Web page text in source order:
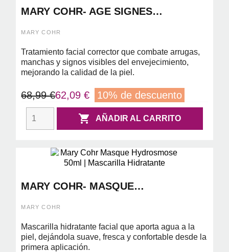
MARY COHR- AGE SIGNES
MARY COHR
Tratamiento facial corrector que combate arrugas,
manchas y signos visibles del envejecimiento,
mejorando la calidad de la piel.
68,99 €62,09 € 10% de descuento
 AÑADIR AL CARRITO
MARY COHR- MASQUE
MARY COHR
Mascarilla hidratante facial que aporta agua a la
piel, dejándola suave, fresca y confortable desde la
primera aplicación.